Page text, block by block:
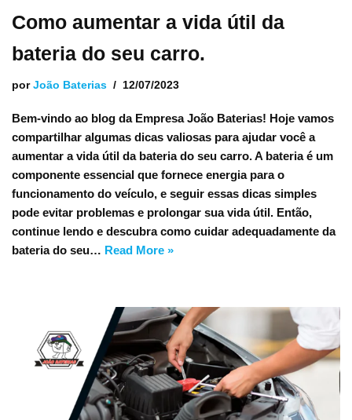
Como aumentar a vida útil da
bateria do seu carro.
por João Baterias 12/07/2023
Bem-vindo ao blog da Empresa João Baterias! Hoje vamos
compartilhar algumas dicas valiosas para ajudar você a
aumentar a vida útil da bateria do seu carro. A bateria é um
componente essencial que fornece energia para o
funcionamento do veículo, e seguir essas dicas simples
pode evitar problemas e prolongar sua vida útil. Então,
continue lendo e descubra como cuidar adequadamente da
bateria do seu… Read More »